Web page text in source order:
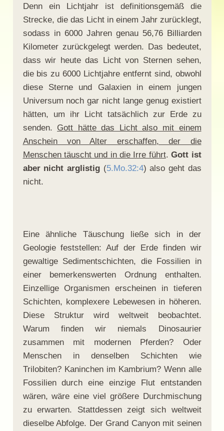
Denn ein Lichtjahr ist definitionsgemäß die
Strecke, die das Licht in einem Jahr zurücklegt,
sodass in 6000 Jahren genau 56,76 Billiarden
Kilometer zurückgelegt werden. Das bedeutet,
dass wir heute das Licht von Sternen sehen,
die bis zu 6000 Lichtjahre entfernt sind, obwohl
diese Sterne und Galaxien in einem jungen
Universum noch gar nicht lange genug existiert
hätten, um ihr Licht tatsächlich zur Erde zu
senden. Gott hätte das Licht also mit einem
Anschein von Alter erschaffen, der die
Menschen täuscht und in die Irre führt.Gott ist
aber nicht arglistig(5.Mo.32:4) also geht das
nicht.
Eine ähnliche Täuschung ließe sich in der
Geologie feststellen: Auf der Erde finden wir
gewaltige Sedimentschichten, die Fossilien in
einer bemerkenswerten Ordnung enthalten.
Einzellige Organismen erscheinen in tieferen
Schichten, komplexere Lebewesen in höheren.
Diese Struktur wird weltweit beobachtet.
Warum finden wir niemals Dinosaurier
zusammen mit modernen Pferden? Oder
Menschen in denselben Schichten wie
Trilobiten? Kaninchen im Kambrium? Wenn alle
Fossilien durch eine einzige Flut entstanden
wären, wäre eine viel größere Durchmischung
zu erwarten. Stattdessen zeigt sich weltweit
dieselbe Abfolge. Der Grand Canyon mit seinen